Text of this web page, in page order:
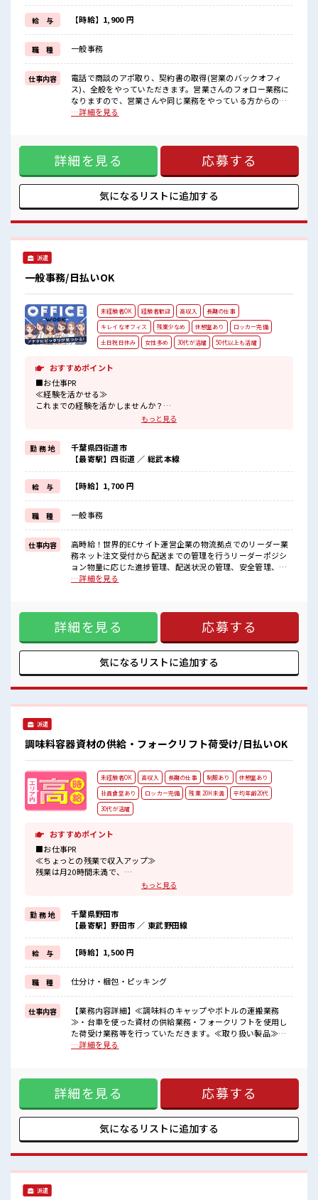
しっかり働く環境が整っています！
イチからスキルUP・ステップUP目指していきましょう！
≪様々なお仕事をご提案≫
一人で悩まず気軽に相談できる、
派遣のお仕事です！
■職場の雰囲気
20代活躍中のフレッシュな職場です☆
休憩室でホッと一息リフレッシュ！
ロッカーあり！
ON/OFFの切替もしやすい！
給 与 【時給】1,900 円
職 種 一般事務
仕事内容
電話で商談のアポ取り、契約書の取得(営業のバックオフィ
ス)、全般をやっていただきます。営業さんのフォロー業務に
なりますので、営業さんや同じ業務をやっている方からの指
示に沿って動いて頂きます。・営業サポートとして、物件状
ライベートが充実する≫ 場合によってはお願いすることもあ
りますが、 残業はほとんどナシ！ ≪週休2日制≫ 週末は家族
や友人と一緒にプライベート満喫！ ≪未経験でも活躍できる
≫ 新しいことにチャレンジするのは不安だけど、 しっかり働
く環境が整っています！ イチからスキルUP・ステップUP目
指していきましょう！ ≪様々なお仕事をご提案≫ 一人で悩ま
代活躍中のフレッシュな職場です☆ 休憩室でホッと一息リフ
レッシュ！ ロッカーあり！ 安心してお仕事に集中♪ 土日祝休
…詳細を見る
詳細を見る 応募する
気になるリストに追加する
派遣
一般事務/日払いOK
未経験者OK 経験者歓迎 高収入
長期の仕事
キレイなオフィス
残業少なめ 休憩室あり
ロッカー完備
土日祝日休み
女性多め 30代が活躍 50代以上も活躍
おすすめポイント
■お仕事PR
≪経験を活かせる≫
これまでの経験を活かしませんか？
≪女性も仕事をしやすい職場≫
もちろん男性の応募も歓迎！
≪無理なく働ける≫
場合によってはお願いすることもありますが、
残業はほとんどナシ！
≪完全週休二日制≫
週末は家族や友人と一緒にプライベート満喫！
≪自分に合った期間で働ける≫
福利厚生が整った派遣のお仕事です！
■職場の雰囲気
女性が多めの職場です♪
休憩室でホッと一息リフレッシュ！
残業はほとんどありません！
高収入もバッチリ目指せますよ！
もっと見る
勤 務 地
千葉県四街道市
【最寄駅】四街道 ／ 総武本線
給 与 【時給】1,700 円
職 種 一般事務
仕事内容
高時給！世界的ECサイト運営企業の物流拠点でのリーダー業
務ネット注文受付から配送までの管理を行うリーダーポジシ
ョン物量に応じた進捗管理、配送状況の管理、安全管理、現
場改善、コストや備品の管理、OPの勤怠管理、その他OPへの
す！ ■お仕事PR ≪経験を活かせる≫ これまでの経験を活かし
ませんか？ ブランクがあっても大丈夫♪ 経験はちょっとだ
け…という方もOK！ ≪女性も仕事をしやすい職場≫ もちろ
ん男性の応募も歓迎！ ≪無理なく働ける≫ 場合によってはお
願いすることもありますが、 残業はほとんどナシ！ ≪完全週
休二日制≫ 週末は家族や友人と一緒にプライベート満喫！ ≪
です！ ■職場の雰囲気 女性が多めの職場です♪ 休憩室でホッ
と一息リフレッシュ！ ロッカーあり！ 安心してお仕事に集中
…詳細を見る
詳細を見る 応募する
気になるリストに追加する
派遣
調味料容器資材の供給・フォークリフト荷受け/日払いOK
未経験者OK 高収入 長期の仕事 制服あり
休憩室あり
社員食堂あり
ロッカー完備 残業 20H未満
平均年齢20代
30代が活躍
おすすめポイント
■お仕事PR
≪ちょっとの残業で収入アップ≫
残業は月20時間未満で、
制服があるので、
毎日の服装の悩み解消♪
≪初めての仕事だけど自分にもできそう≫
新しいことにチャレンジするのは不安だけど、
しっかり働く環境が整っています！
イチからスキルUP・ステップUP目指していきましょう！
≪自分に向いている仕事が探せる≫
困った事などがあれば、
担当がしっかりサポートします！
■職場の雰囲気
活気あふれる20代活躍中の職場です☆
しっかり休める休憩室あり！
安心してお仕事に集中♪
程よく残業あり！
もっと見る
勤 務 地
千葉県野田市
【最寄駅】野田市 ／ 東武野田線
給 与 【時給】1,500 円
職 種 仕分け・梱包・ピッキング
仕事内容
【業務内容詳細】≪調味料のキャップやボトルの運搬業務
≫・台車を使った資材の供給業務・フォークリフトを使用し
た荷受け業務等を行っていただきます。≪取り扱い製品≫焼
肉のたれやごま油、鍋つゆなどの調味料 ■お仕事PR ≪ちょっ
装の悩み解消♪ ≪初めての仕事だけど自分にもできそう≫ 新
しいことにチャレンジするのは不安だけど、 しっかり働く環
境が整っています！ イチからスキルUP・ステップUP目指し
ていきましょう！ ≪自分に向いている仕事が探せる≫ 困った
事などがあれば、 担当がしっかりサポートします！ ■職場の
雰囲気 活気あふれる20代活躍中の職場です☆ しっかり休める
安心してお仕事に集中♪ 程よく残業あり！
…詳細を見る
詳細を見る 応募する
気になるリストに追加する
派遣